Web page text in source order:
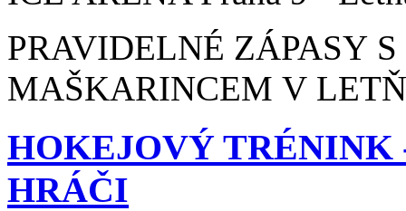
PRAVIDELNÉ ZÁPASY
MAŠKARINCEM V
HOKEJOVÝ
HRÁČI